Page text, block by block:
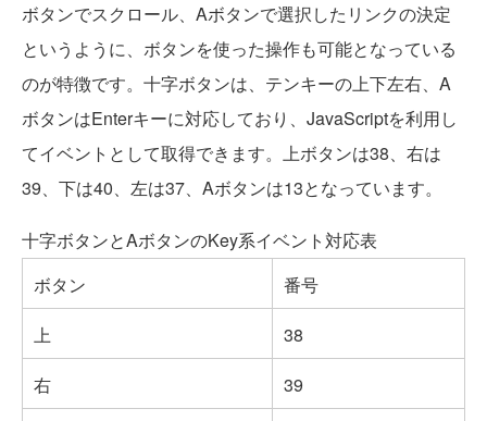
ボタンでスクロール、Aボタンで選択したリンクの決定
というように、ボタンを使った操作も可能となっている
のが特徴です。十字ボタンは、テンキーの上下左右、A
ボタンはEnterキーに対応しており、JavaScriptを利用し
てイベントとして取得できます。上ボタンは38、右は
39、下は40、左は37、Aボタンは13となっています。
十字ボタンとAボタンのKey系イベント対応表
ボタン
番号
上
38
右
39